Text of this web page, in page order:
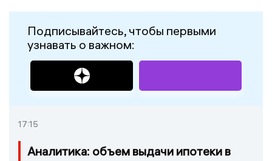
Подписывайтесь, чтобы первыми
узнавать о важном:
17:15
Аналитика: объем выдачи ипотеки в